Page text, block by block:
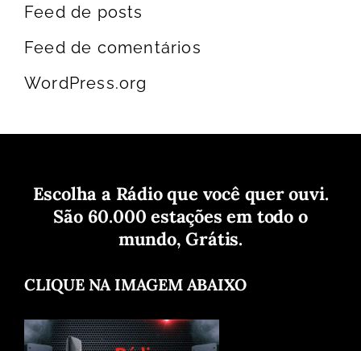
Feed de posts
Feed de comentários
WordPress.org
Escolha a Rádio que você quer ouvi.
São 60.000 estações em todo o
mundo, Grátis.
CLIQUE NA IMAGEM ABAIXO